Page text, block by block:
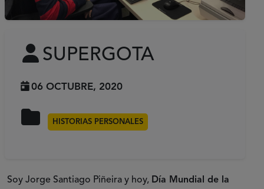
SUPERGOTA
06 OCTUBRE, 2020
HISTORIAS PERSONALES
Soy Jorge Santiago Piñeira y hoy, Día Mundial de la